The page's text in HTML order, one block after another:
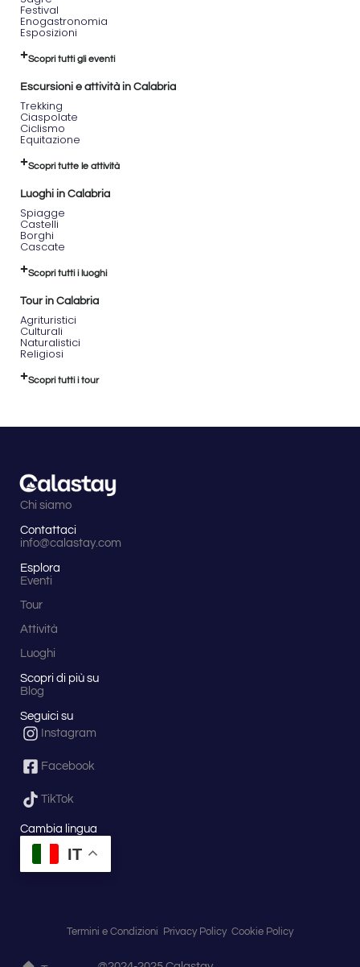
Festival
Enogastronomia
Esposizioni
Scopri tutti gli eventi
Escursioni e attività in Calabria
Trekking
Ciaspolate
Ciclismo
Equitazione
Scopri tutte le attività
Luoghi in Calabria
Spiagge
Castelli
Borghi
Cascate
Scopri tutti i luoghi
Tour in Calabria
Agrituristici
Culturali
Naturalistici
Religiosi
Scopri tutti i tour
Chi siamo
Contattaci
info@calastay.com
Esplora
Eventi
Tour
Attività
Luoghi
Scopri di più su
Blog
Seguici su
Instagram
Facebook
TikTok
Cambia lingua
IT
Termini e Condizioni Privacy Policy Cookie Policy